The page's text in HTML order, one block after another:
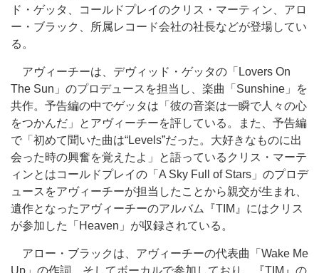
ド・ゲッタ、コールドプレイのクリス・マーティン、アロ
ー・ブラック、所属レコード会社の社長などが登場してい
る。
アヴィーチーは、デヴィッド・ゲッタの「Lovers On
The Sun」のプロデュースを担当し、楽曲「Sunshine」を
共作。予告編の中でゲッタは「彼の音楽は一瞬で人々の心
をつかんだ」とアヴィーチーを評している。また、予告編
で「初めて聞いた曲は“Levels”だった。大好きなものに出
会った時の興奮を覚えたよ」と語っているクリス・マーテ
ィンとはコールドプレイの「A Sky Full of Stars」のプロデ
ュースをアヴィーチーが担当したことから親交が生まれ、
遺作となったアヴィーチーのアルバム『TIM』にはクリス
が参加した「Heaven」が収録されている。
アロー・ブラックは、アヴィーチーの代表曲「Wake Me
Up」の作詞、そしてボーカルで参加しており、『TIM』の